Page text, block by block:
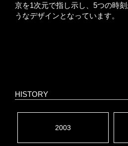
京を1次元で指し示し、5つの時
うなデザインとなっています。
HISTORY
2003